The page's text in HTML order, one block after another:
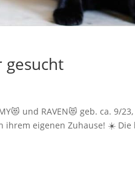
gesucht
und RAVEN😻 geb. ca. 9/
ihrem eigenen Zuhause! ☀️ Die